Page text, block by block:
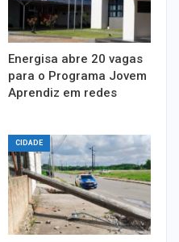
Energisa abre 20 vagas
para o Programa Jovem
Aprendiz em redes
CIDADE